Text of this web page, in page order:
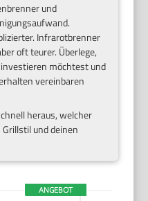
und
Infrarotbrenner
oft teurer. Überlege,
möchtest und
vereinbaren
heraus, welcher
und deinen
ANGEBOT